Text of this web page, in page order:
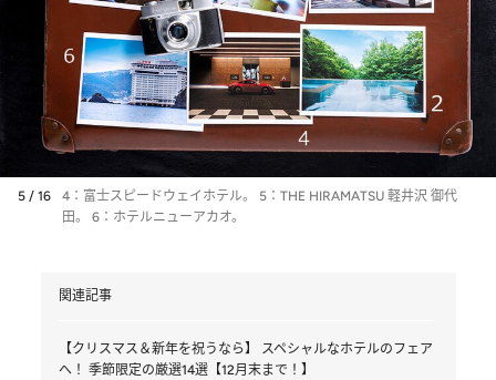
5 / 16
4：富士スピードウェイホテル。 5：THE HIRAMATSU 軽井沢 御代
田。 6：ホテルニューアカオ。
関連記事
【クリスマス＆新年を祝うなら】 スペシャルなホテルのフェア
へ！ 季節限定の厳選14選【12月末まで！】